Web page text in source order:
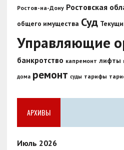
Ростов-на-Дону Ростовская
общего имущества Суд
Управляющие
банкротство капремонт лифты
дома ремонт суды тарифы
АРХИВЫ
Июль 2026